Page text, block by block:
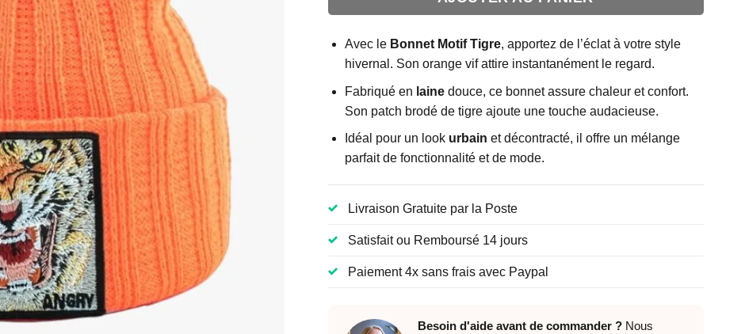
Avec le Bonnet Motif Tigre, apportez de l’éclat à votre style
hivernal. Son orange vif attire instantanément le regard.
Fabriqué en lainedouce, ce bonnet assure chaleur et confort.
Son patch brodé de tigre ajoute une touche audacieuse.
Idéal pour un look urbain et décontracté, il offre un mélange
parfait de fonctionnalité et de mode.
Livraison Gratuite par la Poste
Satisfait ou Remboursé 14 jours
Paiement 4x sans frais avec Paypal
Besoin d'aide avant de commander ?Nous